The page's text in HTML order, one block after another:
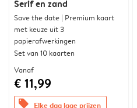
Serif en zand
Save the date | Premium kaart
met keuze uit 3
papierafwerkingen
Set van 10 kaarten
Vanaf
€ 11,99
offers Elke dag lage prijzen